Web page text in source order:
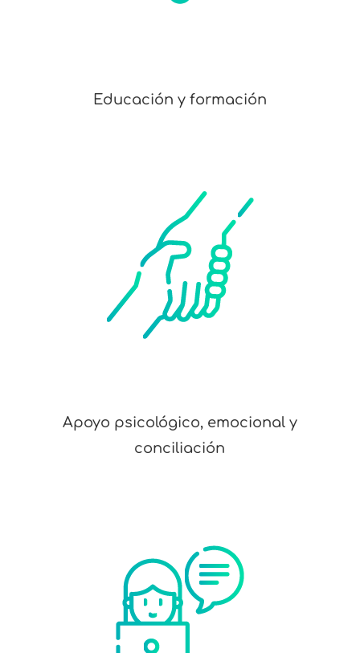
Educación y formación
Apoyo psicológico, emocional y
conciliación